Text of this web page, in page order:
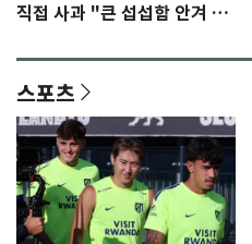
직접 사과 "큰 섭섭함 안겨 미
스포츠